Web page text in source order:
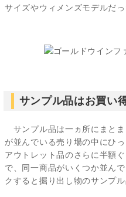
サイズやウィメンズモデルだ
サンプル品はお買い
サンプル品は一ヵ所にまと
が並んでいる売り場の中にひ
アウトレット品のさらに半額
で、同一商品がいくつか並ん
クすると掘り出し物のサンプ